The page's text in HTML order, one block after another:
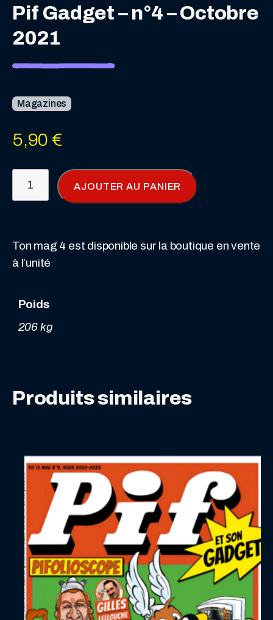
Pif Gadget – n°4 – Octobre
2021
Magazines
5,90 €
-
n°4
AJOUTER AU PANIER
Ton mag 4 est disponible sur la boutique en vente
à l’unité
Poids
206 kg
Produits similaires